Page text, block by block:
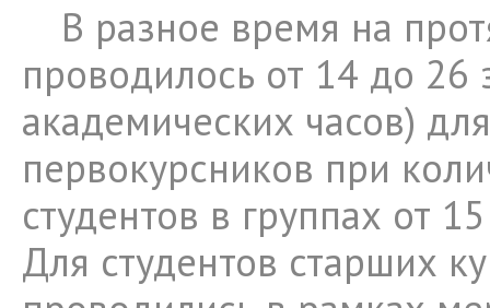
В разное время на
проводилось от 14 до 26
академических часов) для
первокурсников при
студентов в группах от
Для студентов старших